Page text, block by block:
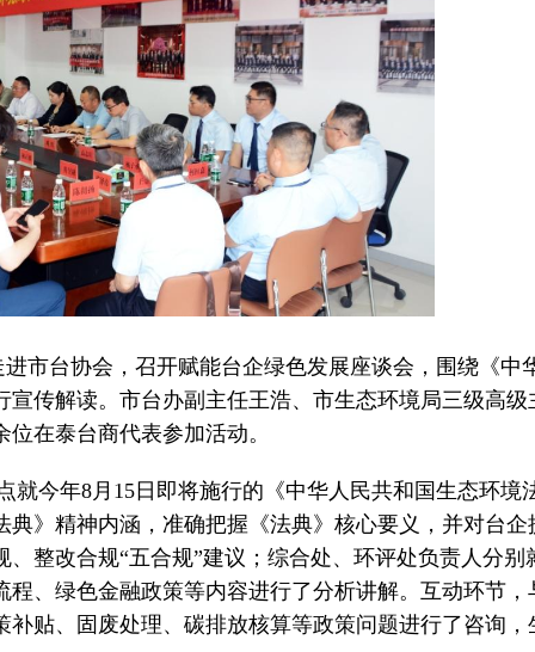
进市台协会，召开赋能台企绿色发展座谈会，围绕《中
传解读。市台办副主任王浩、市生态环境局三级高级
在泰台商代表参加活动。
就今年8月15日即将施行的《中华人民共和国生态环境
》精神内涵，准确把握《法典》核心要义，并对台企
整改合规“五合规”建议；综合处、环评处负责人分别
、绿色金融政策等内容进行了分析讲解。互动环节，
贴、固废处理、碳排放核算等政策问题进行了咨询，